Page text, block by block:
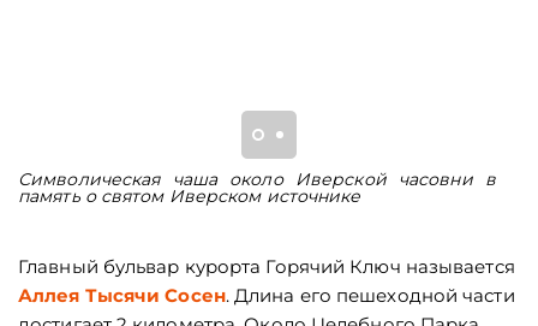
Символическая чаша около Иверской часовни в
память о святом Иверском источнике
Главный бульвар курорта Горячий Ключ называется
Аллея Тысячи Сосен. Длина его пешеходной части